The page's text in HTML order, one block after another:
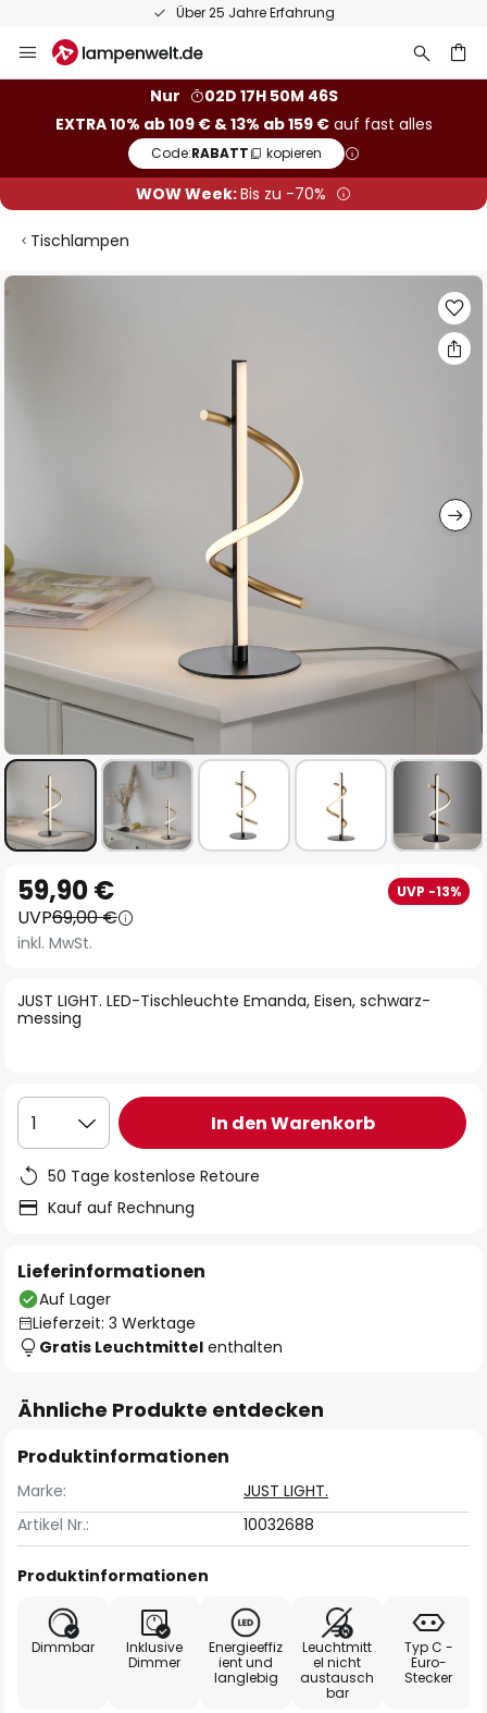
Über 25 Jahre Erfahrung
Inhalt
Nur
02D 17H 50M 45S
EXTRA 10% ab 109 € & 13% ab 159 €auf fast alles
Code:RABATT kopieren
WOW Week:Bis zu -70%
Tischlampen
Zum
Anfang
der
Bildgalerie
JUST LIGHT. LED-Tischleuchte Emanda, Eisen, schwarz-
messing
59,90 € UVP -13%
UVP69,00 €
inkl. MwSt.
1 In den Warenkorb
50 Tage kostenlose Retoure
Kauf auf Rechnung
Lieferinformationen
Auf Lager
Lieferzeit: 3 Werktage
Gratis Leuchtmittel enthalten
Ähnliche Produkte entdecken
Produktinformationen
Marke:
JUST LIGHT.
Artikel Nr.:
10032688
Produktinformationen
Dimmbar
Inklusive
Dimmer
Energieeffiz
ient und
langlebig
Leuchtmitt
el nicht
austausch
bar
Typ C -
Euro-
Stecker